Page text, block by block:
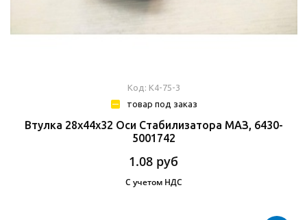
Код: К4-75-3
товар под заказ
Втулка 28х44х32 Оси Стабилизатора МАЗ, 6430-
5001742
1.08 руб
С учетом НДС